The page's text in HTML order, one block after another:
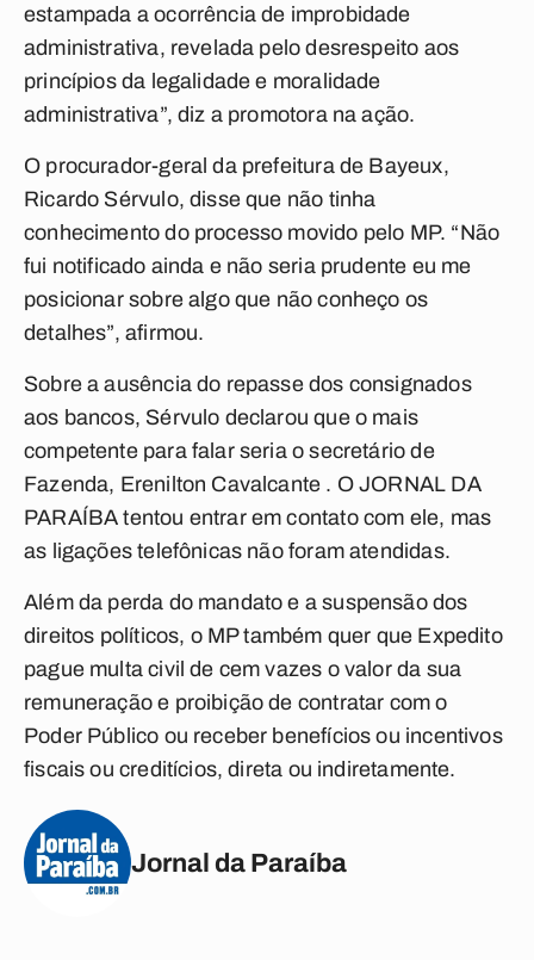
estampada a ocorrência de improbidade
administrativa, revelada pelo desrespeito aos
princípios da legalidade e moralidade
administrativa”, diz a promotora na ação.
O procurador-geral da prefeitura de Bayeux,
Ricardo Sérvulo, disse que não tinha
conhecimento do processo movido pelo MP. “Não
fui notificado ainda e não seria prudente eu me
posicionar sobre algo que não conheço os
detalhes”, afirmou.
Sobre a ausência do repasse dos consignados
aos bancos, Sérvulo declarou que o mais
competente para falar seria o secretário de
Fazenda, Erenilton Cavalcante . O JORNAL DA
PARAÍBA tentou entrar em contato com ele, mas
as ligações telefônicas não foram atendidas.
Além da perda do mandato e a suspensão dos
direitos políticos, o MP também quer que Expedito
pague multa civil de cem vazes o valor da sua
remuneração e proibição de contratar com o
Poder Público ou receber benefícios ou incentivos
fiscais ou creditícios, direta ou indiretamente.
Jornal da Paraíba